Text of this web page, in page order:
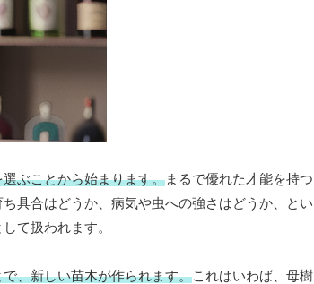
ぶことから始まります。まるで優れた才能を持つ
具合はどうか、病気や虫への強さはどうか、とい
て扱われます。
、新しい苗木が作られます。これはいわば、母樹